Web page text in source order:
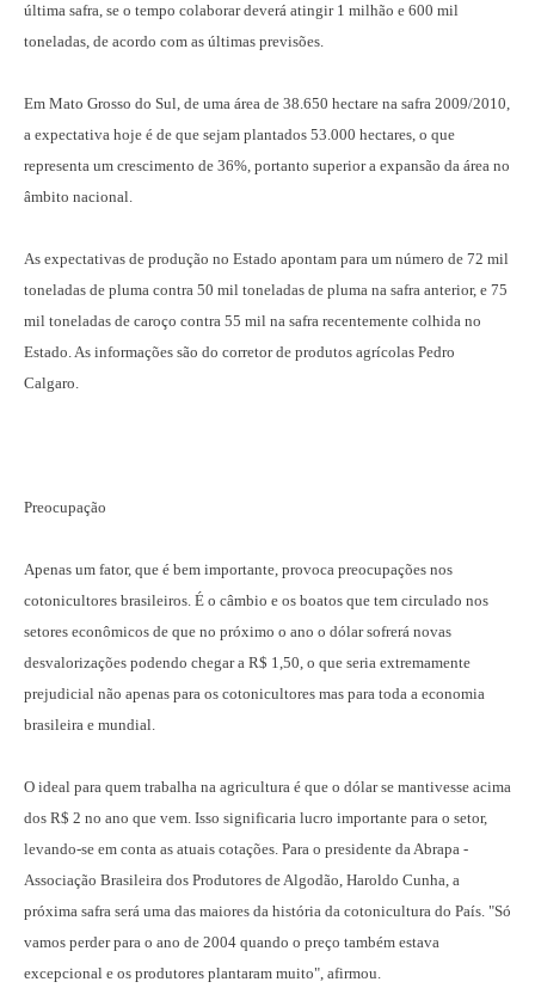
última safra, se o tempo colaborar deverá atingir 1 milhão e 600 mil
toneladas, de acordo com as últimas previsões.
Em Mato Grosso do Sul, de uma área de 38.650 hectare na safra 2009/2010,
a expectativa hoje é de que sejam plantados 53.000 hectares, o que
representa um crescimento de 36%, portanto superior a expansão da área no
âmbito nacional.
As expectativas de produção no Estado apontam para um número de 72 mil
toneladas de pluma contra 50 mil toneladas de pluma na safra anterior, e 75
mil toneladas de caroço contra 55 mil na safra recentemente colhida no
Estado. As informações são do corretor de produtos agrícolas Pedro
Calgaro.
Preocupação
Apenas um fator, que é bem importante, provoca preocupações nos
cotonicultores brasileiros. É o câmbio e os boatos que tem circulado nos
setores econômicos de que no próximo o ano o dólar sofrerá novas
desvalorizações podendo chegar a R$ 1,50, o que seria extremamente
prejudicial não apenas para os cotonicultores mas para toda a economia
brasileira e mundial.
O ideal para quem trabalha na agricultura é que o dólar se mantivesse acima
dos R$ 2 no ano que vem. Isso significaria lucro importante para o setor,
levando-se em conta as atuais cotações. Para o presidente da Abrapa -
Associação Brasileira dos Produtores de Algodão, Haroldo Cunha, a
próxima safra será uma das maiores da história da cotonicultura do País. "Só
vamos perder para o ano de 2004 quando o preço também estava
excepcional e os produtores plantaram muito", afirmou.